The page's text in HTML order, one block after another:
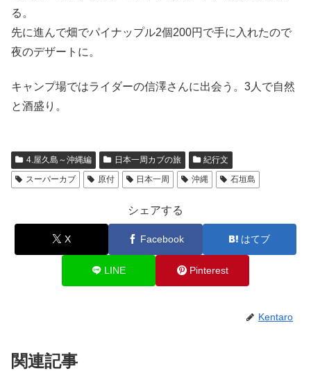
る。
先に進んで畑でパイナップル2個200円で手に入れたので
夜のデザートに。
キャンプ場ではライダーの信澤さんに出会う。3人で自然
と酒盛り。
4.屋久島～沖縄編 日本一周カブの旅
紀行文
スーパーカブ
原付 日本一周 沖縄 石垣島
シェアする
X Facebook はてブ
LINE Pinterest
Kentaro
関連記事